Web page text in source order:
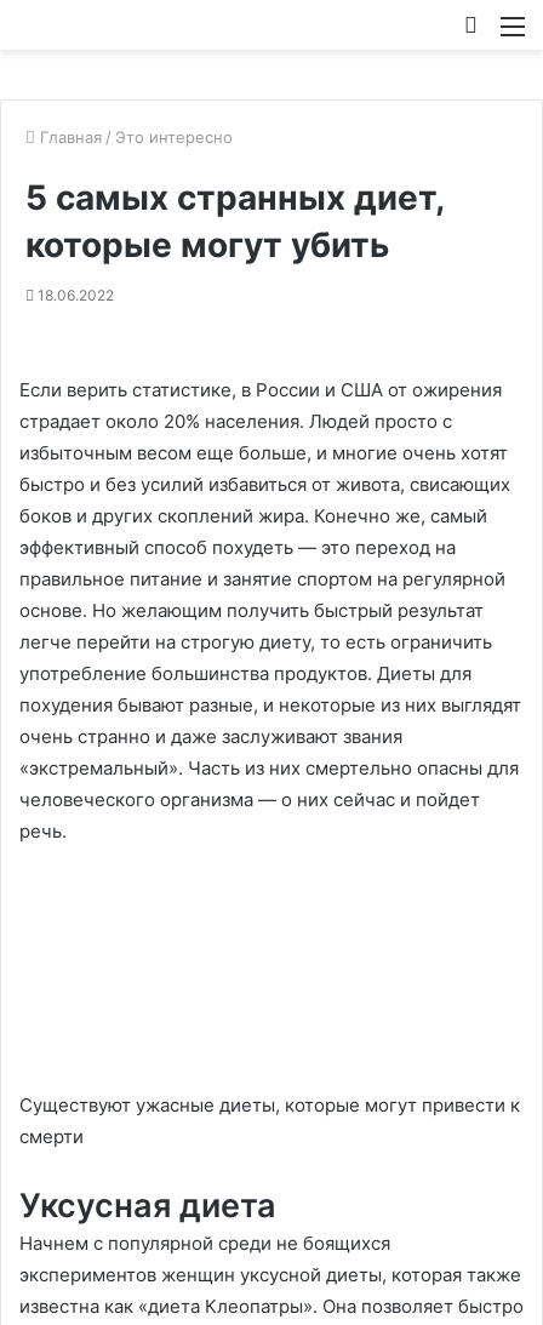
Главная / Это интересно
5 самых странных диет,
которые могут убить
18.06.2022
Если верить статистике, в России и США от ожирения
страдает около 20% населения. Людей просто с
избыточным весом еще больше, и многие очень хотят
быстро и без усилий избавиться от живота, свисающих
боков и других скоплений жира. Конечно же, самый
эффективный способ похудеть — это переход на
правильное питание и занятие спортом на регулярной
основе. Но желающим получить быстрый результат
легче перейти на строгую диету, то есть ограничить
употребление большинства продуктов. Диеты для
похудения бывают разные, и некоторые из них выглядят
очень странно и даже заслуживают звания
«экстремальный». Часть из них смертельно опасны для
человеческого организма — о них сейчас и пойдет
речь.
Существуют ужасные диеты, которые могут привести к
смерти
Уксусная диета
Начнем с популярной среди не боящихся
экспериментов женщин уксусной диеты, которая также
известна как «диета Клеопатры». Она позволяет быстро